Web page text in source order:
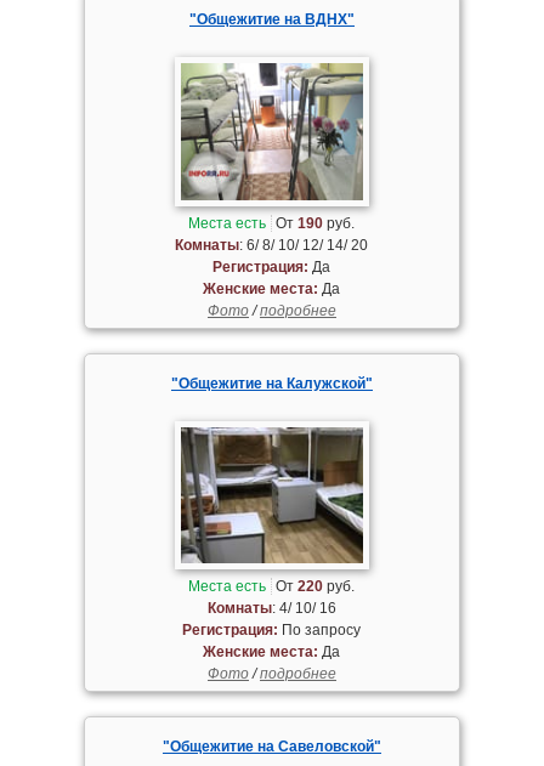
"Общежитие на ВДНХ"
Места есть От190 руб.
Комнаты: 6/ 8/ 10/ 12/ 14/ 20
Регистрация: Да
Женские места: Да
Фото/подробнее
"Общежитие на Калужской"
Места есть От220 руб.
Комнаты: 4/ 10/ 16
Регистрация: По запросу
Женские места: Да
Фото/подробнее
"Общежитие на Савеловской"